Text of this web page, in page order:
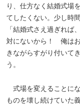
り、仕方なく結婚式場
てしたくない。少し時
「結婚式さえ過ぎれば
対にないから！ 俺は
きながらすがり付いて
う。
式場を変えることに
ものを壊し続けていた